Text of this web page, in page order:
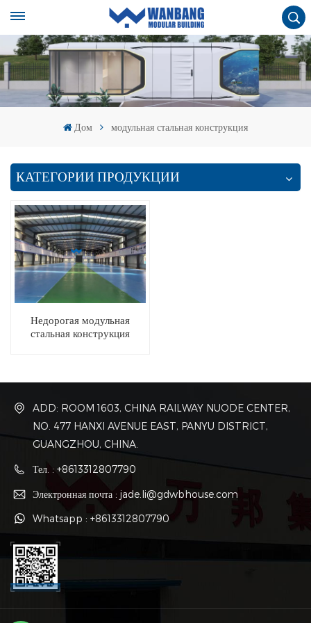
Дом модульная стальная конструкция
КАТЕГОРИИ ПРОДУКЦИИ
Недорогая модульная
стальная конструкция
ADD: ROOM 1603, CHINA RAILWAY NUODE CENTER,
NO. 477 HANXI AVENUE EAST, PANYU DISTRICT,
GUANGZHOU, CHINA.
Тел. : +8613312807790
Электронная почта : jade.li@gdwbhouse.com
Whatsapp : +8613312807790